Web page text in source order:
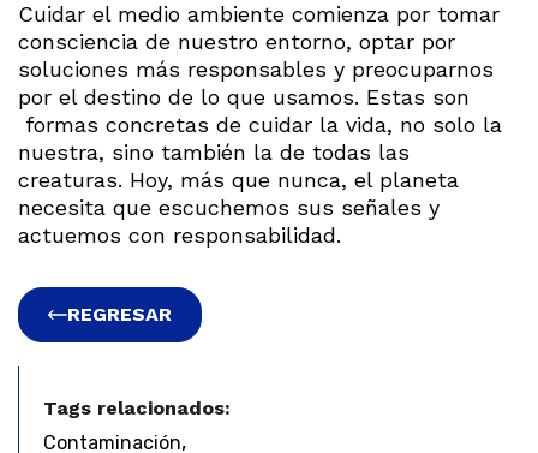
Cuidar el medio ambiente comienza por tomar
consciencia de nuestro entorno, optar por
soluciones más responsables y preocuparnos
por el destino de lo que usamos. Estas son
formas concretas de cuidar la vida, no solo la
nuestra, sino también la de todas las
creaturas. Hoy, más que nunca, el planeta
necesita que escuchemos sus señales y
actuemos con responsabilidad.
REGRESAR
Tags relacionados:
Contaminación,